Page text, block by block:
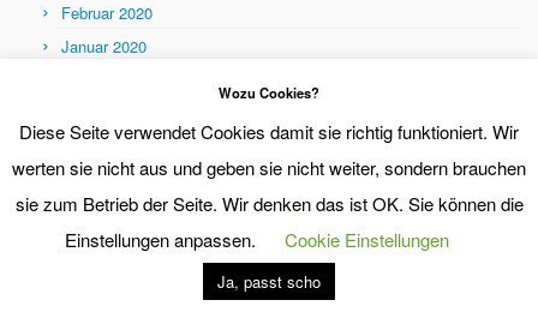
Februar 2020
Januar 2020
Themen
Präsentiert von ·Entworfen mit dem
Wozu Cookies?
Diese Seite verwendet Cookies damit sie richtig funktioniert. Wir
werten sie nicht aus und geben sie nicht weiter, sondern brauchen
sie zum Betrieb der Seite. Wir denken das ist OK. Sie können die
Einstellungen anpassen.
Cookie Einstellungen
Ja, passt scho